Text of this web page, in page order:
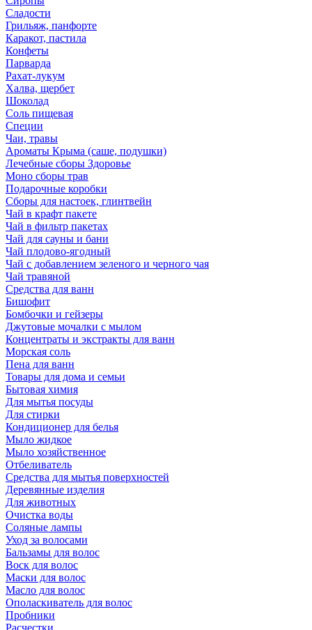
Сладости
Грильяж, панфорте
Каракот, пастила
Конфеты
Парварда
Рахат-лукум
Халва, щербет
Шоколад
Соль пищевая
Специи
Чаи, травы
Ароматы Крыма (саше, подушки)
Лечебные сборы Здоровье
Моно сборы трав
Подарочные коробки
Сборы для настоек, глинтвейн
Чай в крафт пакете
Чай в фильтр пакетах
Чай для сауны и бани
Чай плодово-ягодный
Чай с добавлением зеленого и черного чая
Чай травяной
Средства для ванн
Бишофит
Бомбочки и гейзеры
Джутовые мочалки с мылом
Концентраты и экстракты для ванн
Морская соль
Пена для ванн
Товары для дома и семьи
Бытовая химия
Для мытья посуды
Для стирки
Кондиционер для белья
Мыло жидкое
Мыло хозяйственное
Отбеливатель
Средства для мытья поверхностей
Деревянные изделия
Для животных
Очистка воды
Соляные лампы
Уход за волосами
Бальзамы для волос
Воск для волос
Маски для волос
Масло для волос
Ополаскиватель для волос
Пробники
Расчестки